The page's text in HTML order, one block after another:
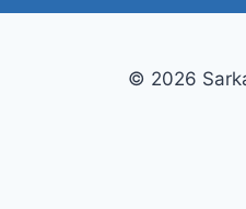
© 2026